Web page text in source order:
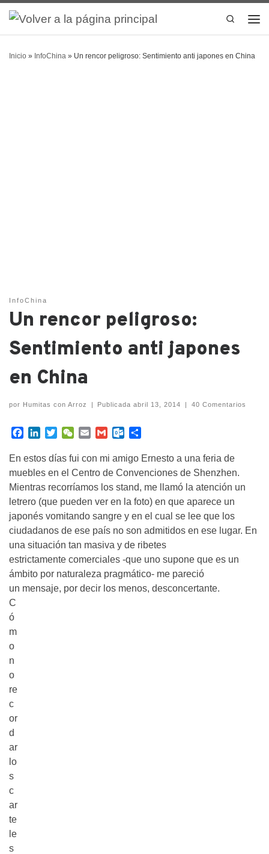
Search
Inicio » InfoChina » Un rencor peligroso: Sentimiento anti japones en China
InfoChina
Un rencor peligroso:
Sentimiento anti japones
en China
por Humitas con Arroz Publicadaabril 13, 2014 40 Comentarios
c
e
o
o
k
n
k
d
I
n
i
t
e
r
W
C
h
a
t
a
i
G
a
i
O
t
l
o
k
.
c
o
m
p
t
i
En estos días fui con mi amigo Ernesto a una feria de
muebles en el Centro de Convenciones de Shenzhen.
Mientras recorríamos los stand, me llamó la atención un
letrero (que pueden ver en la foto) en que aparece un
japonés vomitando sangre y en el cual se lee que los
ciudadanos de ese país no son admitidos en ese lugar. En
una situación tan masiva y de ribetes
estrictamente comerciales -que uno supone que es un
ámbito por naturaleza pragmático- me pareció
un mensaje, por decir los menos, desconcertante.
C
ó
m
o
n
o
re
c
or
d
ar
lo
s
c
ar
te
le
s